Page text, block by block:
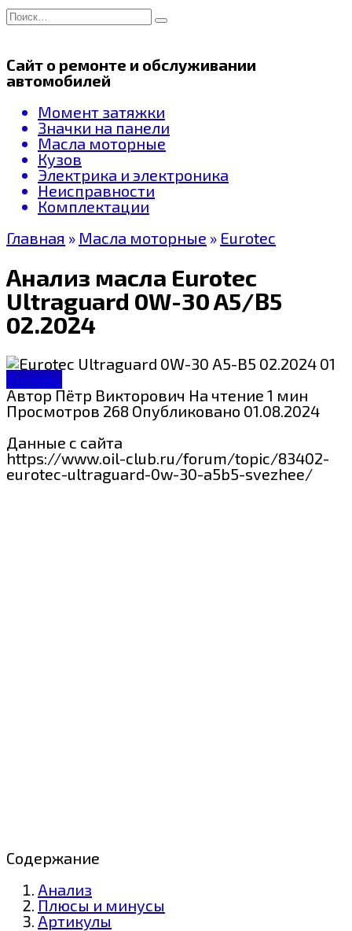
Перейти
к
Search
for:
Сайт о ремонте и обслуживании
автомобилей
Момент затяжки
Значки на панели
Масла моторные
Кузов
Электрика и электроника
Неисправности
Комплектации
Главная » Масла моторные » Eurotec
Анализ масла Eurotec
Ultraguard 0W-30 A5/B5
02.2024
Eurotec
АвторПётр Викторович На чтение 1 мин
Просмотров 268 Опубликовано 01.08.2024
Данные с сайта
https://www.oil-club.ru/forum/topic/83402-
eurotec-ultraguard-0w-30-a5b5-svezhee/
Содержание
Анализ
Плюсы и минусы
Артикулы